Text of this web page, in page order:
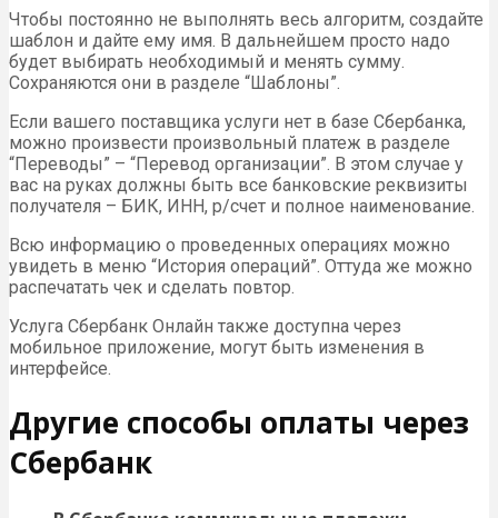
Чтобы постоянно не выполнять весь алгоритм, создайте
шаблон и дайте ему имя. В дальнейшем просто надо
будет выбирать необходимый и менять сумму.
Сохраняются они в разделе “Шаблоны”.
Если вашего поставщика услуги нет в базе Сбербанка,
можно произвести произвольный платеж в разделе
“Переводы” – “Перевод организации”. В этом случае у
вас на руках должны быть все банковские реквизиты
получателя – БИК, ИНН, р/счет и полное наименование.
Всю информацию о проведенных операциях можно
увидеть в меню “История операций”. Оттуда же можно
распечатать чек и сделать повтор.
Услуга Сбербанк Онлайн также доступна через
мобильное приложение, могут быть изменения в
интерфейсе.
Другие способы оплаты через
Сбербанк